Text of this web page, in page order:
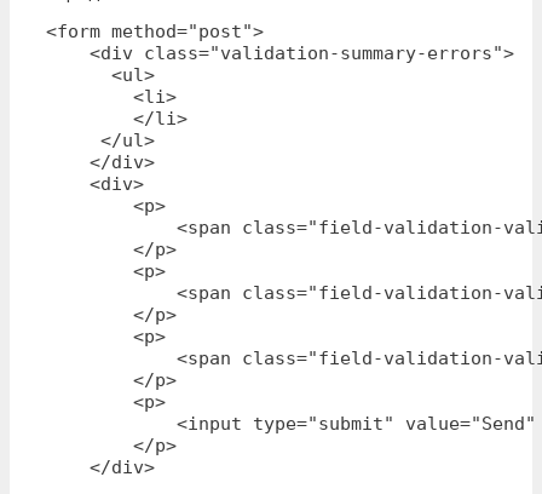
<form method="post">
    <div class="validation-summary-errors">
      <ul>
        <li>
        </li>
     </ul>
    </div>
    <div>
        <p>
<span class="field-validation-
        </p>
        <p>
<span class="field-validation-
        </p>
        <p>
<span class="field-validation-
        </p>
        <p>
<input type="submit" value="Send"
        </p>
    </div>